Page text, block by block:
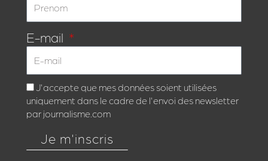
E-mail
J'accepte que mes données soient utilisées
uniquement dans le cadre de l'envoi des newsletter
par journalisme.com
Je m'inscris